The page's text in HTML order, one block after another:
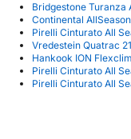
Bridgestone Turanza
Continental
Pirelli Cinturato All
Vredestein Quatrac
Hankook ION
Pirelli Cinturato All
Pirelli Cinturato All